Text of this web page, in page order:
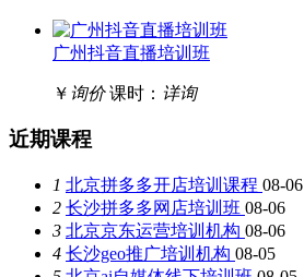
广州抖音直播培训班
￥ 询价 课时： 详询
近期课程
1 北京拼多多开店培训课程 08-06
2 长沙拼多多网店培训班 08-06
3 北京京东运营培训机构 08-06
4 长沙geo推广培训机构 08-05